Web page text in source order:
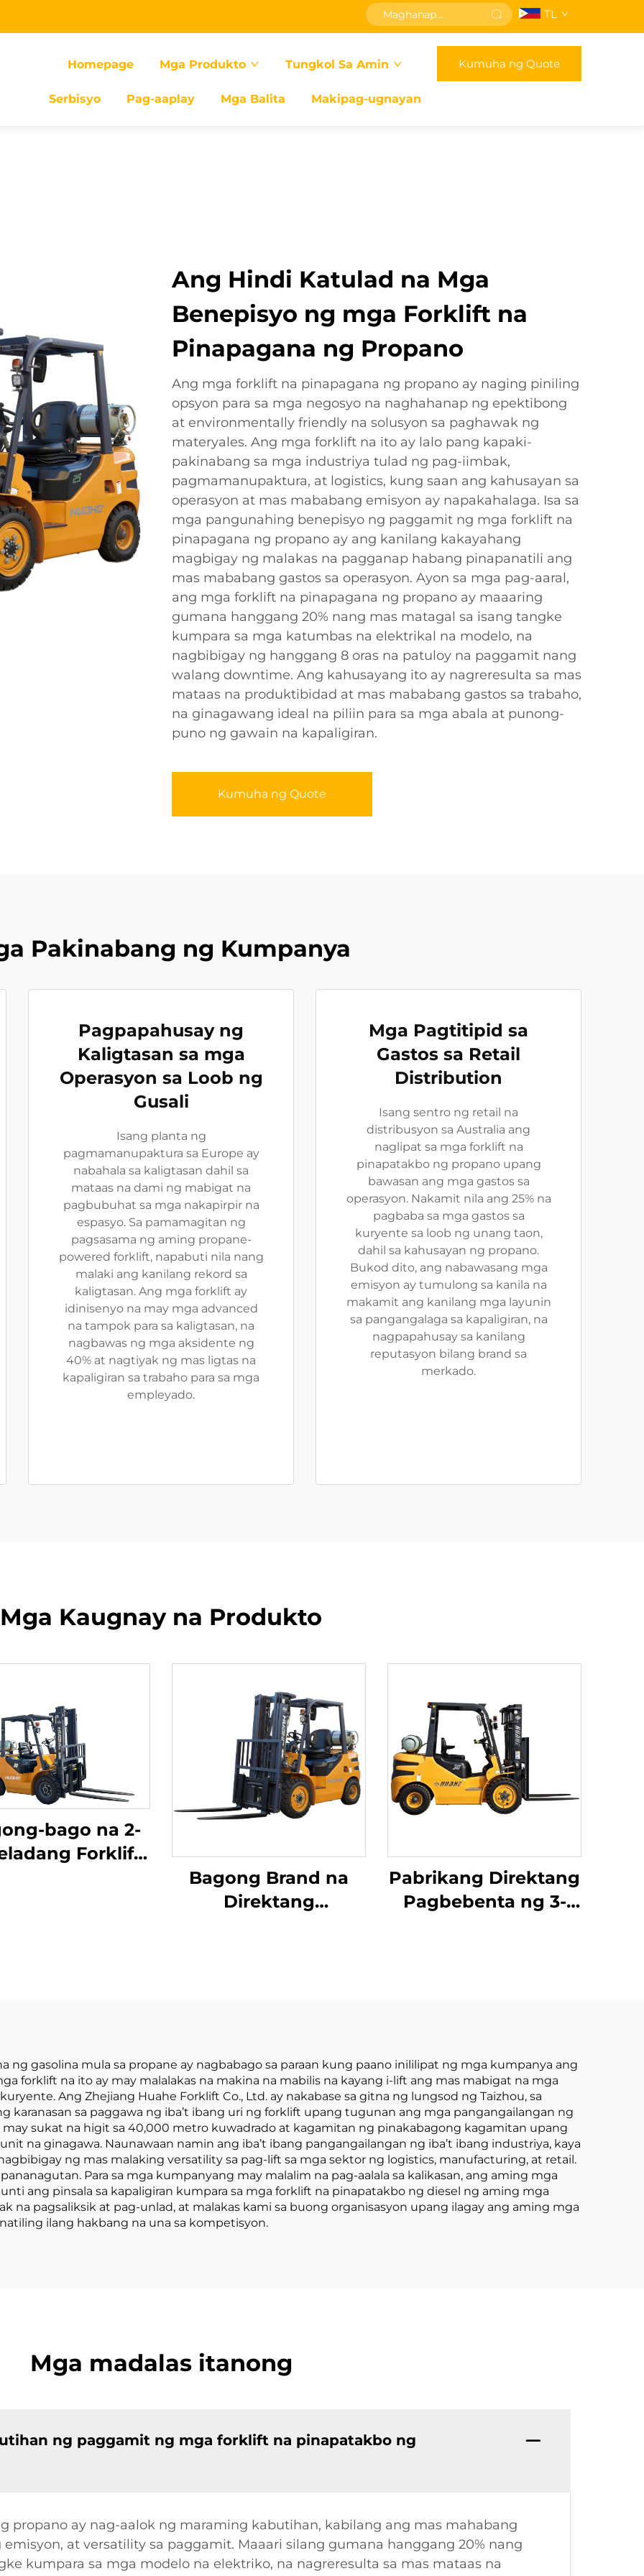
TL
Homepage Mga Produkto Tungkol Sa Amin
Serbisyo Pag-aaplay Mga Balita Makipag-ugnayan
Kumuha ng Quote
Ang Hindi Katulad na Mga
Benepisyo ng mga Forklift na
Pinapagana ng Propano
Ang mga forklift na pinapagana ng propano ay naging piniling
opsyon para sa mga negosyo na naghahanap ng epektibong
at environmentally friendly na solusyon sa paghawak ng
materyales. Ang mga forklift na ito ay lalo pang kapaki-
pakinabang sa mga industriya tulad ng pag-iimbak,
pagmamanupaktura, at logistics, kung saan ang kahusayan sa
operasyon at mas mababang emisyon ay napakahalaga. Isa sa
mga pangunahing benepisyo ng paggamit ng mga forklift na
pinapagana ng propano ay ang kanilang kakayahang
magbigay ng malakas na pagganap habang pinapanatili ang
mas mababang gastos sa operasyon. Ayon sa mga pag-aaral,
ang mga forklift na pinapagana ng propano ay maaaring
gumana hanggang 20% nang mas matagal sa isang tangke
kumpara sa mga katumbas na elektrikal na modelo, na
nagbibigay ng hanggang 8 oras na patuloy na paggamit nang
walang downtime. Ang kahusayang ito ay nagreresulta sa mas
mataas na produktibidad at mas mababang gastos sa trabaho,
na ginagawang ideal na piliin para sa mga abala at punong-
puno ng gawain na kapaligiran.
Kumuha ng Quote
Pakinabang ng Kumpanya
Pagpapahusay ng
Kaligtasan sa mga
Operasyon sa Loob ng
Gusali
Isang planta ng
pagmamanupaktura sa Europe ay
nabahala sa kaligtasan dahil sa
mataas na dami ng mabigat na
pagbubuhat sa mga nakapirpir na
espasyo. Sa pamamagitan ng
pagsasama ng aming propane-
powered forklift, napabuti nila nang
malaki ang kanilang rekord sa
kaligtasan. Ang mga forklift ay
idinisenyo na may mga advanced
na tampok para sa kaligtasan, na
nagbawas ng mga aksidente ng
40% at nagtiyak ng mas ligtas na
kapaligiran sa trabaho para sa mga
empleyado.
Mga Pagtitipid sa
Gastos sa Retail
Distribution
Isang sentro ng retail na
distribusyon sa Australia ang
naglipat sa mga forklift na
pinapatakbo ng propano upang
bawasan ang mga gastos sa
operasyon. Nakamit nila ang 25% na
pagbaba sa mga gastos sa
kuryente sa loob ng unang taon,
dahil sa kahusayan ng propano.
Bukod dito, ang nabawasang mga
emisyon ay tumulong sa kanila na
makamit ang kanilang mga layunin
sa pangangalaga sa kapaligiran, na
nagpapahusay sa kanilang
reputasyon bilang brand sa
merkado.
Mga Kaugnay na Produkto
bago na 2-
Forklift
Bagong Brand na
Direktang
Pabrikang Direktang
Pagbebenta ng 3-
gasolina mula sa propane ay nagbabago sa paraan kung paano inililipat ng mga kumpanya ang
forklift na ito ay may malalakas na makina na mabilis na kayang i-lift ang mas mabigat na mga
Ang Zhejiang Huahe Forklift Co., Ltd. ay nakabase sa gitna ng lungsod ng Taizhou, sa
karanasan sa paggawa ng iba’t ibang uri ng forklift upang tugunan ang mga pangangailangan ng
sukat na higit sa 40,000 metro kuwadrado at kagamitan ng pinakabagong kagamitan upang
na ginagawa. Naunawaan namin ang iba’t ibang pangangailangan ng iba’t ibang industriya, kaya
ng mas malaking versatility sa pag-lift sa mga sektor ng logistics, manufacturing, at retail.
Para sa mga kumpanyang may malalim na pag-aalala sa kalikasan, ang aming mga
ang pinsala sa kapaligiran kumpara sa mga forklift na pinapatakbo ng diesel ng aming mga
na pagsaliksik at pag-unlad, at malakas kami sa buong organisasyon upang ilagay ang aming mga
ilang hakbang na una sa kompetisyon.
Mga madalas itanong
ng paggamit ng mga forklift na pinapatakbo ng
propano ay nag-aalok ng maraming kabutihan, kabilang ang mas mahabang
emisyon, at versatility sa paggamit. Maaari silang gumana hanggang 20% nang
kumpara sa mga modelo na elektriko, na nagreresulta sa mas mataas na